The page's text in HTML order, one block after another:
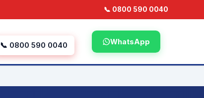
📞 0800 590 0040
📞 0800 590 0040 WhatsApp